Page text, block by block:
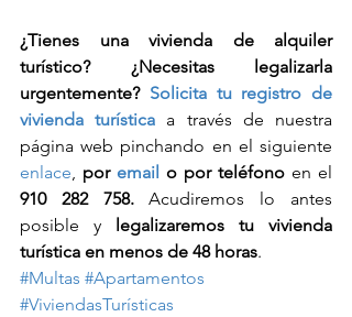
¿Tienes una vivienda de alquiler
turístico? ¿Necesitas legalizarla
urgentemente? Solicita tu registro de
vivienda turística a través de nuestra
enlace, por email o por teléfono en el
910 282 758. Acudiremos lo antes
posible y
legalizaremos tu vivienda
turística en menos de 48 horas.
#Multas #Apartamentos
#ViviendasTurísticas